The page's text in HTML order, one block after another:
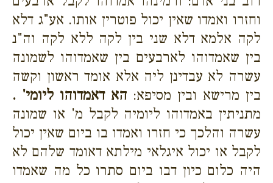
וחזרו ואמדו שאין יכול פוטרין אותו. אע"ג דלא
לקה אלמא דלא שני בין לקה ללא לקה וה"נ
בין שאמדוהו לארבעים בין שאמדוהו לשמונה
עשרה לא עבדינן ליה אלא אומד ראשון וקשה
בין מרישא ובין מסיפא: הא דאמדוהו ליומי' .
מתניתין באמדוהו ליומיה לקבל מ' או שמונה
עשרה והלכך כי חזרו ואמדו בו ביום שאין יכול
לקבל או יכול איגלאי מילתא דאומד שלהם לא
היה כלום כיון דבו ביום סתרו כל מה שאמדו